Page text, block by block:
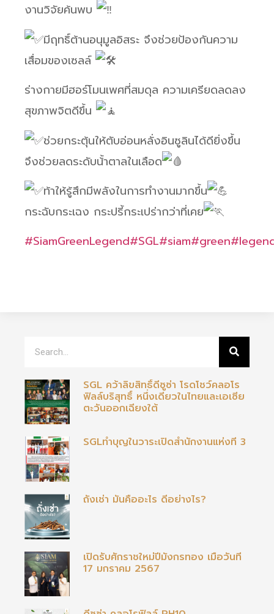
งานวิจัยค้นพบ
มีฤทธิ์ต้านอนุมูลอิสระ จึงช่วยป้องกันความ
เสื่อมของเซลล์
ร่างกายมีฮอร์โมนเพศที่สมดุล ความเครียดลดลง
สุขภาพจิตดีขึ้น
ช่วยกระตุ้นให้ตับอ่อนหลั่งอินซูลินได้ดียิ่งขึ้น
จึงช่วยลดระดับน้้าตาลในเลือด
ท้าให้รู้สึกมีพลังในการทำงานมากขึ้น
กระฉับกระเฉง กระปรี้กระเปร่ากว่าที่เคย
#SiamGreenLegend#SGL#siam#green
SGL คว้าลิขสิทธิ์ดีซูซ่า โรดโชว์คลอโร
ฟิลล์บริสุทธิ์ หนึ่งเดียวในไทยและเอเซีย
ตะวันออกเฉียงใต้
SGLทำบุญในวาระเปิดสำนักงานแห่งที่ 3
ถั่งเช่า มันคืออะไร ดีอย่างไร?
เปิดรับศักราชใหม่ปีมังกรทอง เมื่อวันที่
17 มกราคม 2567